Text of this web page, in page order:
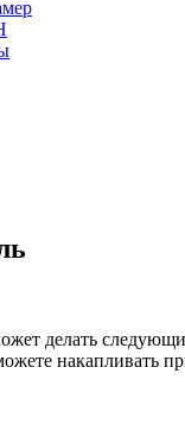
делать
накапливать